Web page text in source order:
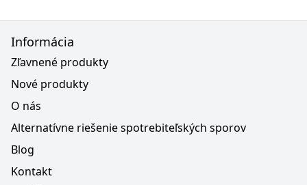
Informácia
Zľavnené produkty
Nové produkty
O nás
Alternatívne riešenie spotrebiteľských sporov
Blog
Kontakt